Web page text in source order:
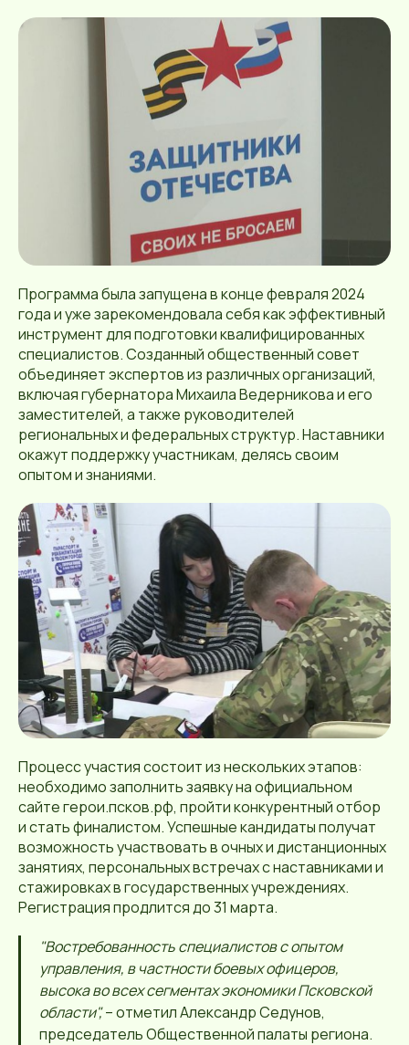
Программа была запущена в конце февраля 2024
года и уже зарекомендовала себя как эффективный
инструмент для подготовки квалифицированных
специалистов. Созданный общественный совет
объединяет экспертов из различных организаций,
включая губернатора Михаила Ведерникова и его
заместителей, а также руководителей
региональных и федеральных структур. Наставники
окажут поддержку участникам, делясь своим
опытом и знаниями.
Процесс участия состоит из нескольких этапов:
необходимо заполнить заявку на официальном
сайте герои.псков.рф, пройти конкурентный отбор
и стать финалистом. Успешные кандидаты получат
возможность участвовать в очных и дистанционных
занятиях, персональных встречах с наставниками и
стажировках в государственных учреждениях.
Регистрация продлится до 31 марта.
"Востребованность специалистов с опытом
управления, в частности боевых офицеров,
высока во всех сегментах экономики Псковской
области",– отметил Александр Седунов,
председатель Общественной палаты региона.